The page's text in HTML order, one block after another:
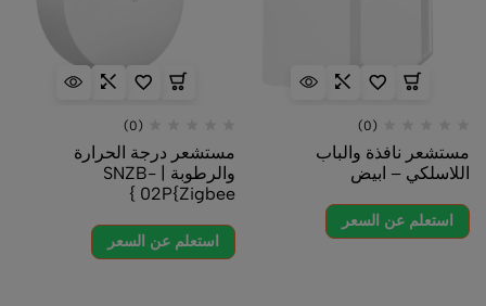
(0)
مستشعر نافذة والباب
اللاسلكي – ابيض
استعلم عن السعر
(0)
مستشعر درجة الحرارة
والرطوبة | SNZB-
02P{Zigbee }
استعلم عن السعر